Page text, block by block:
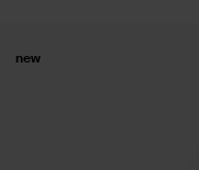
new